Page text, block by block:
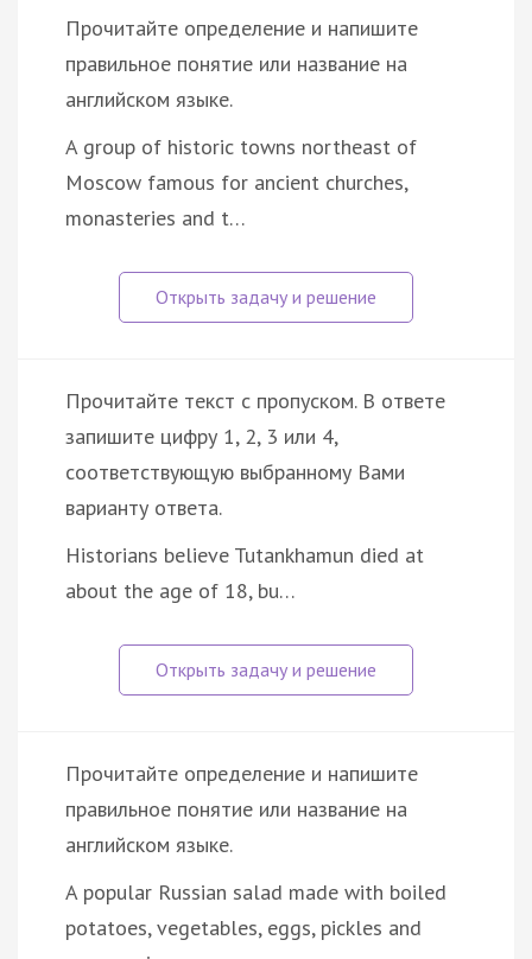
Прочитайте определение и напишите
правильное понятие или название на
английском языке.
A group of historic towns northeast of
Moscow famous for ancient churches,
monasteries and t…
Прочитайте текст с пропуском. В ответе
запишите цифру 1, 2, 3 или 4,
соответствующую выбранному Вами
варианту ответа.
Historians believe Tutankhamun died at
about the age of 18, bu…
Прочитайте определение и напишите
правильное понятие или название на
английском языке.
A popular Russian salad made with boiled
potatoes, vegetables, eggs, pickles and